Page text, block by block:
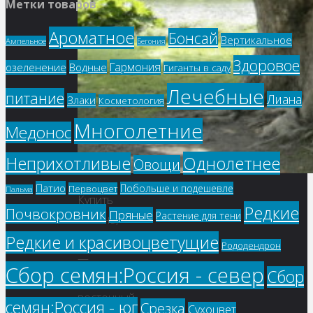
Купить
семена,
растение
—
Платан
восточный,
Метки товаров
Ампельное Ароматное Бегония Бонсай Вертикальное
озеленение Водные Гармония Гиганты в саду Здоровое
питание Злаки Косметология Лечебные Лиана
МедоносМноголетние
Неприхотливые Овощи Однолетнее
Пальма Патио Первоцвет Побольше и подешевле
Почвокровник Пряные Растение для тени Редкие
Редкие и красивоцветущие Рододендрон
Сбор семян:Россия - северСбор
семян:Россия - югСрезка Сухоцвет